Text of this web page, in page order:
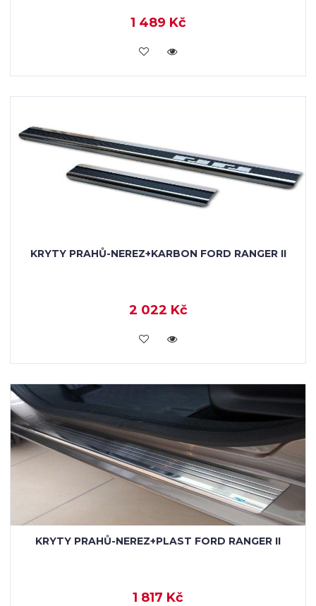
1 489 Kč
KOUPIT
KRYTY PRAHŮ-NEREZ+KARBON FORD RANGER II
2 022 Kč
KOUPIT
KRYTY PRAHŮ-NEREZ+PLAST FORD RANGER II
1 817 Kč